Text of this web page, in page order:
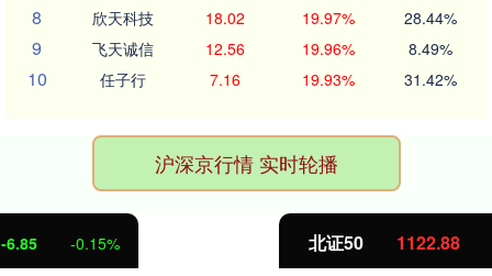
8 欣天科技 18.02 19.97% 28.44%
9 飞天诚信 12.56 19.96% 8.49%
10 任子行 7.16 19.93% 31.42%
沪深京行情 实时轮播
北证50 3.42 0.30%